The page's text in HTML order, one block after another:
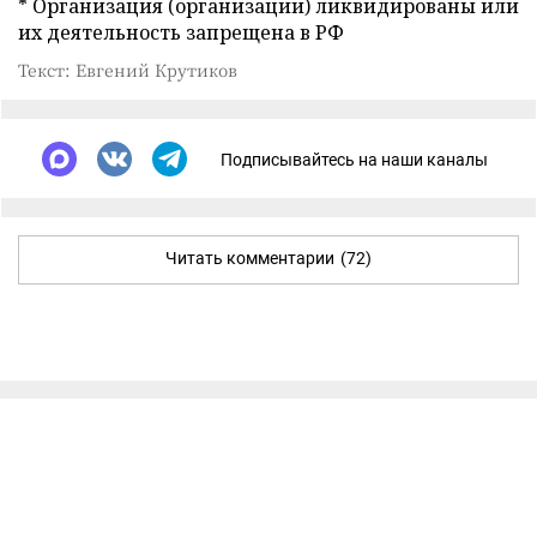
* Организация (организации) ликвидированы или
их деятельность запрещена в РФ
Текст: Евгений Крутиков
Подписывайтесь на наши каналы
Читать комментарии (72)